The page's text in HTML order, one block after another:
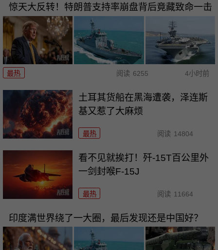
惊天大反转！特朗普支持率崩盘背后竟藏致命一击
最热 阅读 6255 4小时前
土耳其货船在黑海遭袭，泽连斯
基又惹了大麻烦
最热 阅读 14804
看不见就挨打！歼-15T百公里外
一剑封喉F-15J
最热 阅读 11664
印度满世界绕了一大圈，最后发现还是中国好？